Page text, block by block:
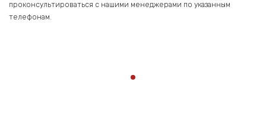
проконсультироваться с нашими менеджерами по указанным
телефонам.